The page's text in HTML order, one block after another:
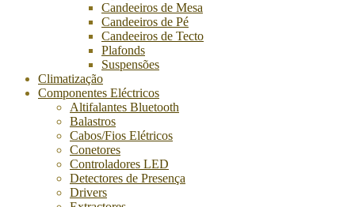
Candeeiros de Mesa
Candeeiros de Pé
Candeeiros de Tecto
Plafonds
Suspensões
Climatização
Componentes Eléctricos
Altifalantes Bluetooth
Balastros
Cabos/Fios Elétricos
Conetores
Controladores LED
Detectores de Presença
Drivers